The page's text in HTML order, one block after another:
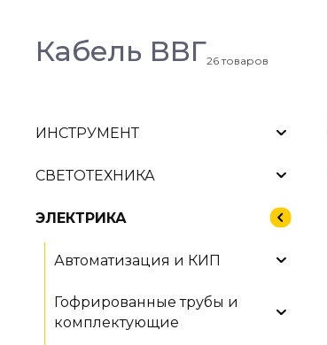
Кабель ВВГ26товаров
ИНСТРУМЕНТ
СВЕТОТЕХНИКА
ЭЛЕКТРИКА
Автоматизация и КИП
Гофрированные трубы и
комплектующие